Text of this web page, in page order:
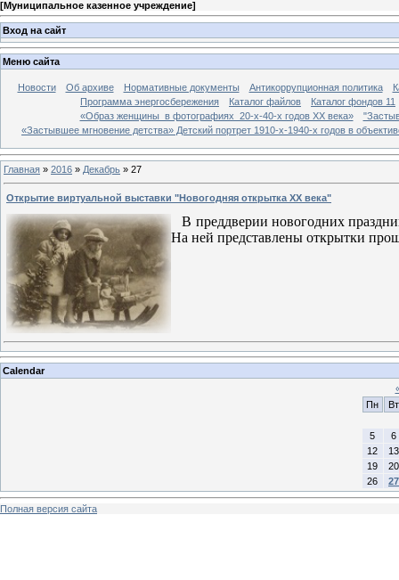
[Муниципальное казенное учреждение]
Вход на сайт
Меню сайта
Новости Об архиве Нормативные документы Антикоррупционная политика
Программа энергосбережения
Каталог файлов
Каталог фондов 11
«Образ женщины в фотографиях 20-х-40-х годов ХХ века»
«Застывшее мгновение детства» Детский портрет 1910-х-1940-х годов в
Главная » 2016 » Декабрь » 27
Открытие виртуальной выставки "Новогодняя открытка XX века"
В преддверии новогодних
На ней представлены открытки
Calendar
Пн
Вт
5
6
12
13
19
20
26
27
Полная версия сайта